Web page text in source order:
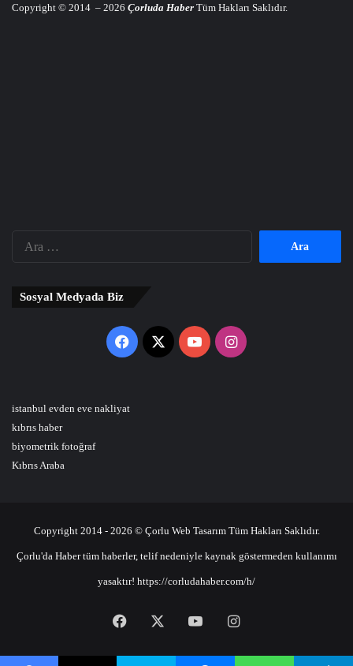
Copyright © 2014 – 2026 Çorluda Haber Tüm Hakları Saklıdır.
Sosyal Medyada Biz
Facebook
X YouTubeInstagram
istanbul evden eve nakliyat
kıbrıs haber
biyometrik fotoğraf
Kıbrıs Araba
Copyright 2014 - 2026 © Çorlu Web Tasarım Tüm Hakları Saklıdır.
Çorlu'da Haber tüm haberler, telif nedeniyle kaynak göstermeden kullanımı
yasaktır! https://corludahaber.com/h/
Facebook YouTubeInstagram